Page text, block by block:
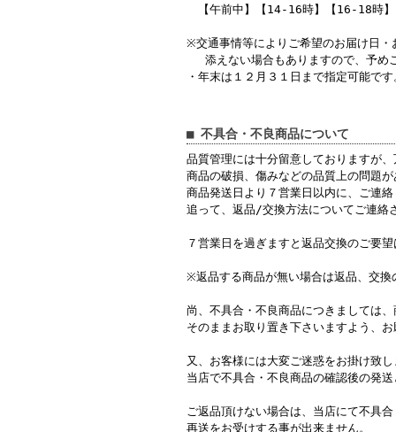
【午前中】【14-16時】【16-18時
※交通事情等によりご希望のお届け日・
添えない場合もありますので、予め
・年末は１２月３１日まで指定可能です
■ 不具合・不良商品について
品質管理には十分留意しておりますが
商品の破損、傷みなどの品質上の問題
商品発送日より７営業日以内に、ご連
追って、返品/交換方法についてご連絡
７営業日を過ぎますと返品交換のご要
※返品する商品が無い場合は返品、交換
尚、不具合・不良商品につきましては
そのままお取り置き下さいますよう、
又、お客様には大変ご迷惑をお掛け致
当店で不具合・不良商品の確認後の発
ご返品頂けない場合は、当店にて不具
再送をお受けする事が出来ません。